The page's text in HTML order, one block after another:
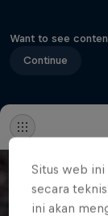
Want to see
Continue
Situs web ini
secara
ini akan